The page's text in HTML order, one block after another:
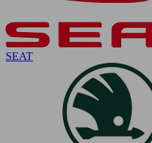
SEAT